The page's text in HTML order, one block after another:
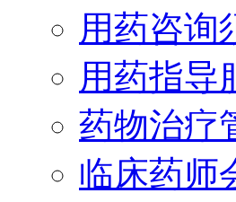
用药咨询
用药指导
药物治疗
临床药师